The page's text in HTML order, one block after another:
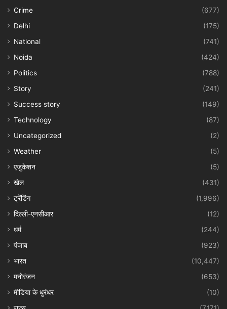
Crime
(677)
Delhi
(175)
National
(741)
Noida
(424)
Politics
(788)
Story
(241)
Success story
(149)
Technology
(87)
Uncategorized
(2)
Weather
(5)
एजुकेशन
(5)
खेल
(431)
ट्रेंडिंग
(1,996)
दिल्ली-एनसीआर
(12)
धर्म
(244)
पंजाब
(923)
भारत
(10,447)
मनोरंजन
(653)
मीडिया के धुरंधर
(10)